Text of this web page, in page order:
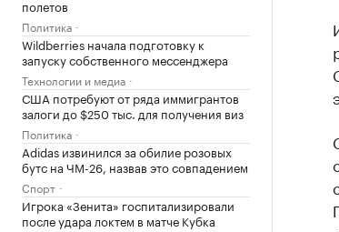
полетов
Политика
Wildberries начала подготовку к
запуску собственного мессенджера
Технологии и медиа
США потребуют от ряда иммигрантов
залоги до $250 тыс. для получения виз
Политика
Adidas извинился за обилие розовых
бутс на ЧМ-26, назвав это совпадением
Спорт
Игрока «Зенита» госпитализировали
после удара локтем в матче Кубка